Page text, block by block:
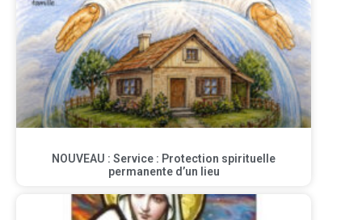
NOUVEAU : Service : Protection spirituelle
permanente d’un lieu